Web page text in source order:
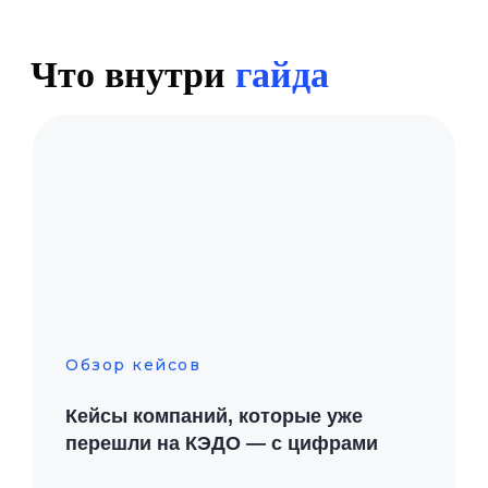
Обзор кейсов
Кейсы компаний, которые уже
перешли на КЭДО — с цифрами